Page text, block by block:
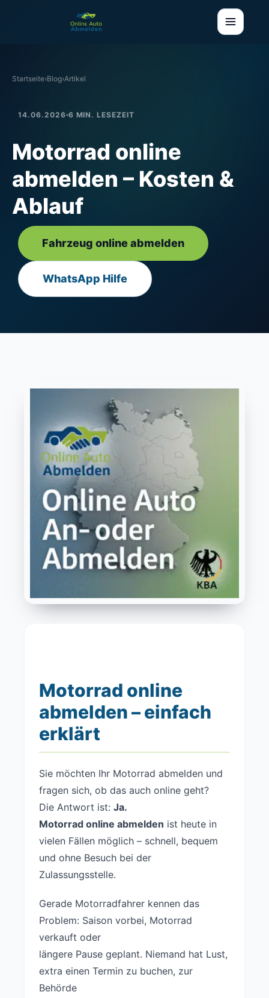
Startseite›Blog›Artikel
14.06.2026 6 MIN. LESEZEIT
Motorrad online
abmelden – Kosten &
Ablauf
Fahrzeug online abmelden
WhatsApp Hilfe
Motorrad online
abmelden – einfach
erklärt
Sie möchten Ihr Motorrad abmelden und
fragen sich, ob das auch online geht?
Die Antwort ist: Ja.
Motorrad online abmelden ist heute in
vielen Fällen möglich – schnell, bequem
und ohne Besuch bei der
Zulassungsstelle.
Gerade Motorradfahrer kennen das
Problem: Saison vorbei, Motorrad
verkauft oder
längere Pause geplant. Niemand hat Lust,
extra einen Termin zu buchen, zur
Behörde